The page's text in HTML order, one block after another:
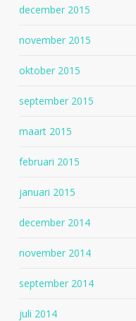
december 2015
november 2015
oktober 2015
september 2015
maart 2015
februari 2015
januari 2015
december 2014
november 2014
september 2014
juli 2014